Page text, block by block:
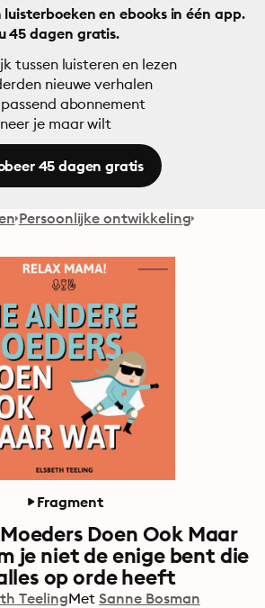
luisterboeken en ebooks in één app.
45 dagen gratis.
tussen luisteren en lezen
nieuwe verhalen
abonnement
je maar wilt
45 dagen gratis
Persoonlijke ontwikkeling
Fragment
Doen Ook Maar
je niet de enige bent die
op orde heeft
TeelingMet Sanne Bosman